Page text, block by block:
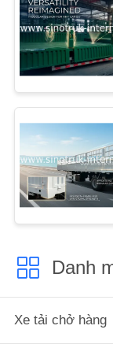
SƠ
ĐỒ
TRANG
WEB
CHÍNH
SÁCH
BẢO
MẬT
Danh
Xe tải chở hàng